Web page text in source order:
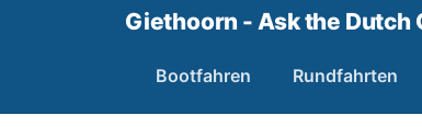
Giethoorn - Ask the Dutch
Bootfahren Rundfahrten